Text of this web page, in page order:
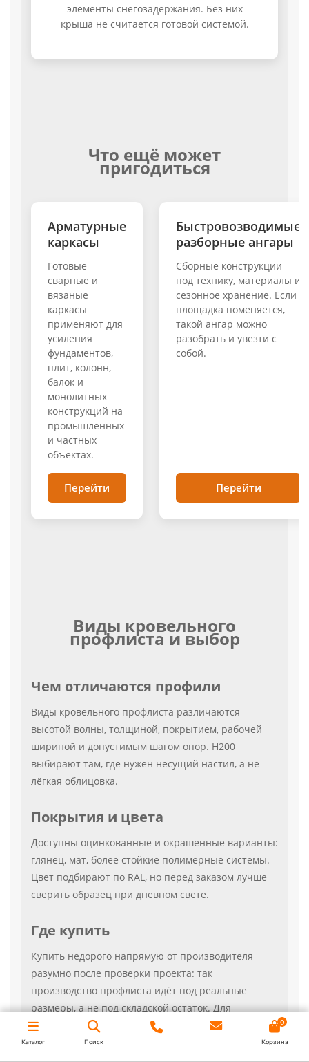
элементы снегозадержания. Без них
крыша не считается готовой системой.
Что ещё может
пригодиться
Арматурные
каркасы
Готовые
сварные и
вязаные
каркасы
применяют для
усиления
фундаментов,
плит, колонн,
балок и
монолитных
конструкций на
промышленных
и частных
объектах.
Перейти
Быстровозводимые
разборные ангары
Сборные конструкции
под технику, материалы и
сезонное хранение. Если
площадка поменяется,
такой ангар можно
разобрать и увезти с
собой.
Перейти
Виды кровельного
профлиста и выбор
Чем отличаются профили
Виды кровельного профлиста различаются
высотой волны, толщиной, покрытием, рабочей
шириной и допустимым шагом опор. Н200
выбирают там, где нужен несущий настил, а не
лёгкая облицовка.
Покрытия и цвета
Доступны оцинкованные и окрашенные варианты:
глянец, мат, более стойкие полимерные системы.
Цвет подбирают по RAL, но перед заказом лучше
сверить образец при дневном свете.
Где купить
Купить недорого напрямую от производителя
разумно после проверки проекта: так
производство профлиста идёт под реальные
размеры, а не под складской остаток. Для
радиусных крыш и навесов в расчёт иногда
закладываютарочный профнастил
Каталог Поиск
0
Корзина